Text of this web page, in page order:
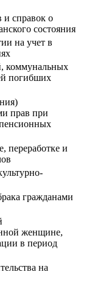
и справок о
состояния
на учет в
коммунальных
погибших
прав при
переработке и
гражданами
женщине,
в период
на